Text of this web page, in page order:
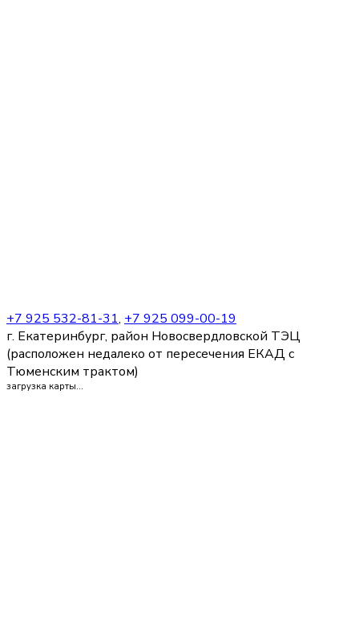
+7 925 532-81-31, +7 925 099-00-19
г. Екатеринбург, район Новосвердловской ТЭЦ
(расположен недалеко от пересечения ЕКАД с
Тюменским трактом)
загрузка карты...